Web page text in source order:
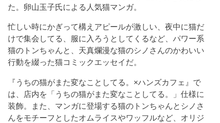
た。卵山玉子氏による人気猫マンガ。
忙しい時にかぎって構えアピールが激しい、夜中に猫だ
けで集会してる、服に入ろうとしてくるなど、パワー系
猫のトンちゃんと、天真爛漫な猫のシノさんのかわいい
行動を綴った猫コミックエッセイだ。
『うちの猫がまた変なことしてる。×ハンズカフェ』で
は、店内を「うちの猫がまた変なことしてる。」仕様に
装飾。また、マンガに登場する猫のトンちゃんとシノさ
んをモチーフとしたオムライスやワッフルなど、オリジ